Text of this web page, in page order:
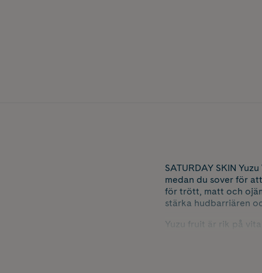
SATURDAY SKIN
medan du sover för
för trött, matt och
stärka hudbarriären
Yuzu fruit är rik på
halt retinol som